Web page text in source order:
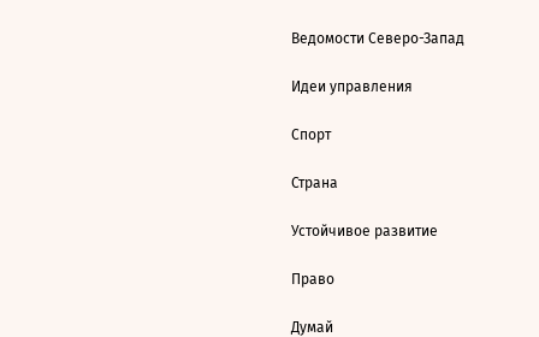
Ведомости Северо-Запад
Идеи управления
Спорт
Страна
Устойчивое развитие
Право
Думай